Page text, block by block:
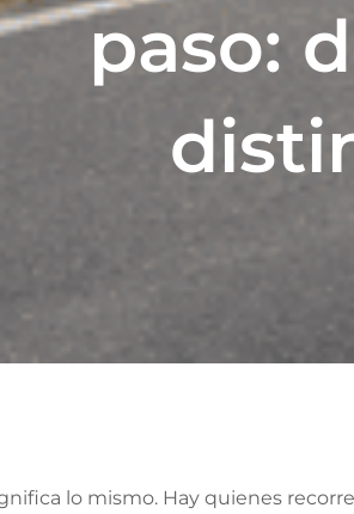
paso:
lo mismo. Hay quienes